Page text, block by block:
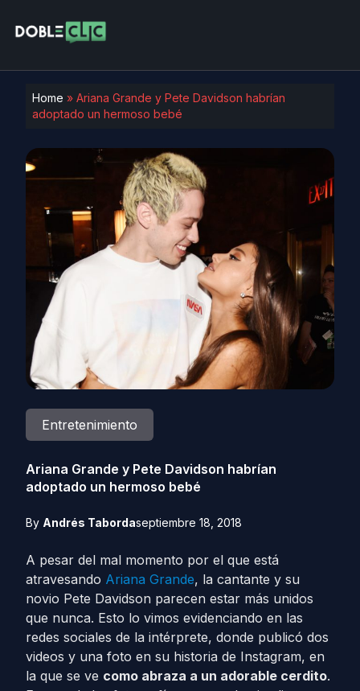
Home » Ariana Grande y Pete Davidson habrían
adoptado un hermoso bebé
Entretenimiento
Ariana Grande y Pete Davidson habrían
adoptado un hermoso bebé
By Andrés Tabordaseptiembre 18, 2018
A pesar del mal momento por el que está
atravesando Ariana Grande, la cantante y su
novio Pete Davidson parecen estar más unidos
que nunca. Esto lo vimos evidenciando en las
redes sociales de la intérprete, donde publicó dos
videos y una foto en su historia de Instagram, en
la que se ve como abraza a un adorable cerdito.